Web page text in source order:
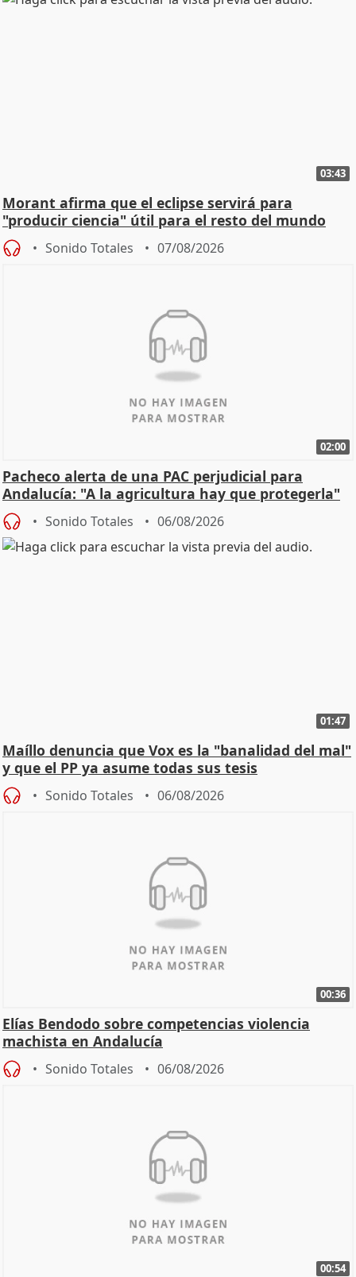
03:43
Morant afirma que el eclipse servirá para
"producir ciencia" útil para el resto del mundo
Sonido Totales 07/08/2026
02:00
Pacheco alerta de una PAC perjudicial para
Andalucía: "A la agricultura hay que protegerla"
Sonido Totales 06/08/2026
01:47
Maíllo denuncia que Vox es la "banalidad del mal"
y que el PP ya asume todas sus tesis
Sonido Totales 06/08/2026
00:36
Elías Bendodo sobre competencias violencia
machista en Andalucía
Sonido Totales 06/08/2026
00:54